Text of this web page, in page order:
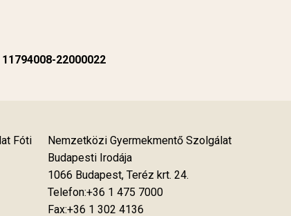
22000022
Fóti
Nemzetközi Gyermekmentő Szolgálat
Budapesti Irodája
1066 Budapest, Teréz krt. 24.
Telefon:+36 1 475 7000
Fax:+36 1 302 4136